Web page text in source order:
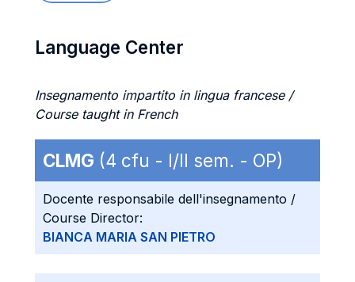
Language Center
Insegnamento impartito in lingua francese /
Course taught in French
CLMG (4 cfu - I/II sem. - OP)
Docente responsabile dell'insegnamento /
Course Director:
BIANCA MARIA SAN PIETRO